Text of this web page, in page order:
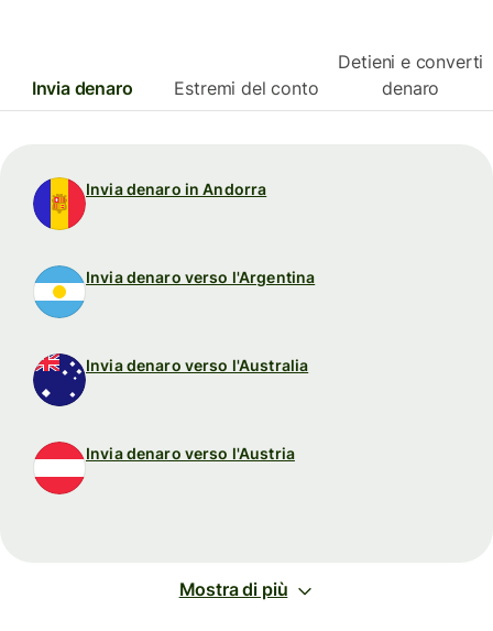
Invia denaro Estremi del conto
Detieni e converti
denaro
Invia denaro in Andorra
Invia denaro verso l'Argentina
Invia denaro verso l'Australia
Invia denaro verso l'Austria
Mostra di più